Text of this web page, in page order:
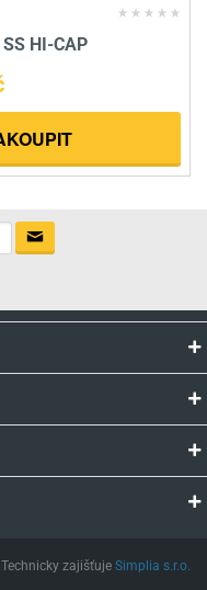
HI-CAP
Technicky zajišťuje Simplia s.r.o.